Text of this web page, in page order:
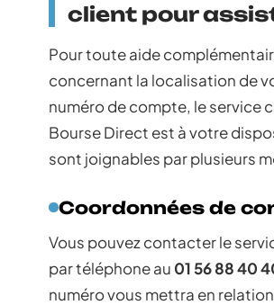
client pour
Pour toute aide
concernant la localisation de
numéro de compte, le service
Bourse Direct est à votre
sont joignables par plusieurs
Coordonnées de
Vous pouvez contacter le
par téléphone au 01 56 88 40
numéro vous mettra en